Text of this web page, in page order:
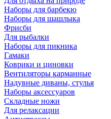
Наборы для барбекю
Наборы для шашлыка
Фрисби
Для рыбалки
Наборы для пикника
Гамаки
Коврики и циновки
Вентиляторы карманные
Надувные диваны, стулья
Наборы аксессуаров
Складные ножи
Для релаксации